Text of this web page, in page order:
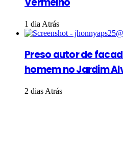
1 dia Atrás
Preso autor de
homem no Jardim
2 dias Atrás